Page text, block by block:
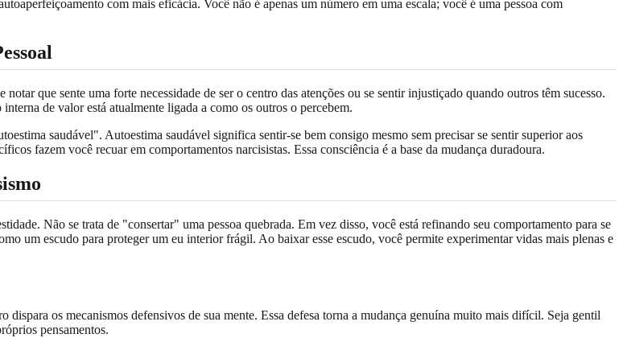
com mais eficácia. Você não é apenas um número em uma escala; você é uma pessoa com
que sente uma forte necessidade de ser o centro das atenções ou se sentir injustiçado quando outros têm sucesso.
de valor está atualmente ligada a como os outros o percebem.
saudável". Autoestima saudável significa sentir-se bem consigo mesmo sem precisar se sentir superior aos
fazem você recuar em comportamentos narcisistas. Essa consciência é a base da mudança duradoura.
Não se trata de "consertar" uma pessoa quebrada. Em vez disso, você está refinando seu comportamento para se
um escudo para proteger um eu interior frágil. Ao baixar esse escudo, você permite experimentar vidas mais plenas e
os mecanismos defensivos de sua mente. Essa defesa torna a mudança genuína muito mais difícil. Seja gentil
pensamentos.